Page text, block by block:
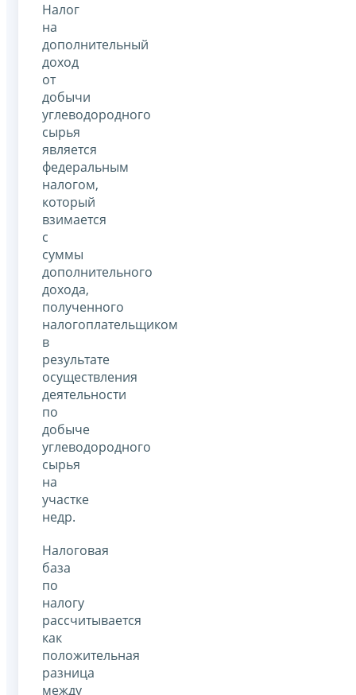
Налог
на
дополнительный
доход
от
добычи
углеводородного
сырья
является
федеральным
налогом,
который
взимается
с
суммы
дополнительного
дохода,
полученного
налогоплательщиком
в
результате
осуществления
деятельности
по
добыче
углеводородного
сырья
на
участке
недр.
Налоговая
база
по
налогу
рассчитывается
как
положительная
разница
между